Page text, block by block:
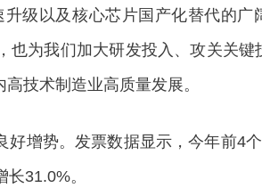
以及核心芯片国产化替代的广
为我们加大研发投入、攻关关
技术制造业高质量发展。
势。发票数据显示，今年前4
31.0%。